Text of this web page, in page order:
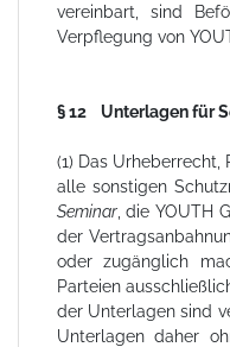
vereinbart, sind
Verpflegung von
§ 12 Unterlagen für
(1) Das Urheberrecht,
alle sonstigen
Seminar, die YOUTH
der
oder zugänglich
Parteien
der Unterlagen sind
Unterlagen daher